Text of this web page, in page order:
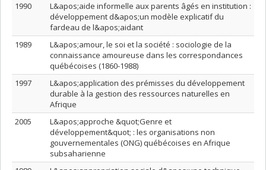
1990
L&apos;aide informelle aux parents âgés en institution :
développement d&apos;un modèle explicatif du
fardeau de l&apos;aidant
1989
L&apos;amour, le soi et la société : sociologie de la
connaissance amoureuse dans les correspondances
québécoises (1860-1988)
1997
L&apos;application des prémisses du développement
durable à la gestion des ressources naturelles en
Afrique
2005
L&apos;approche &quot;Genre et
développement&quot; : les organisations non
gouvernementales (ONG) québécoises en Afrique
subsaharienne